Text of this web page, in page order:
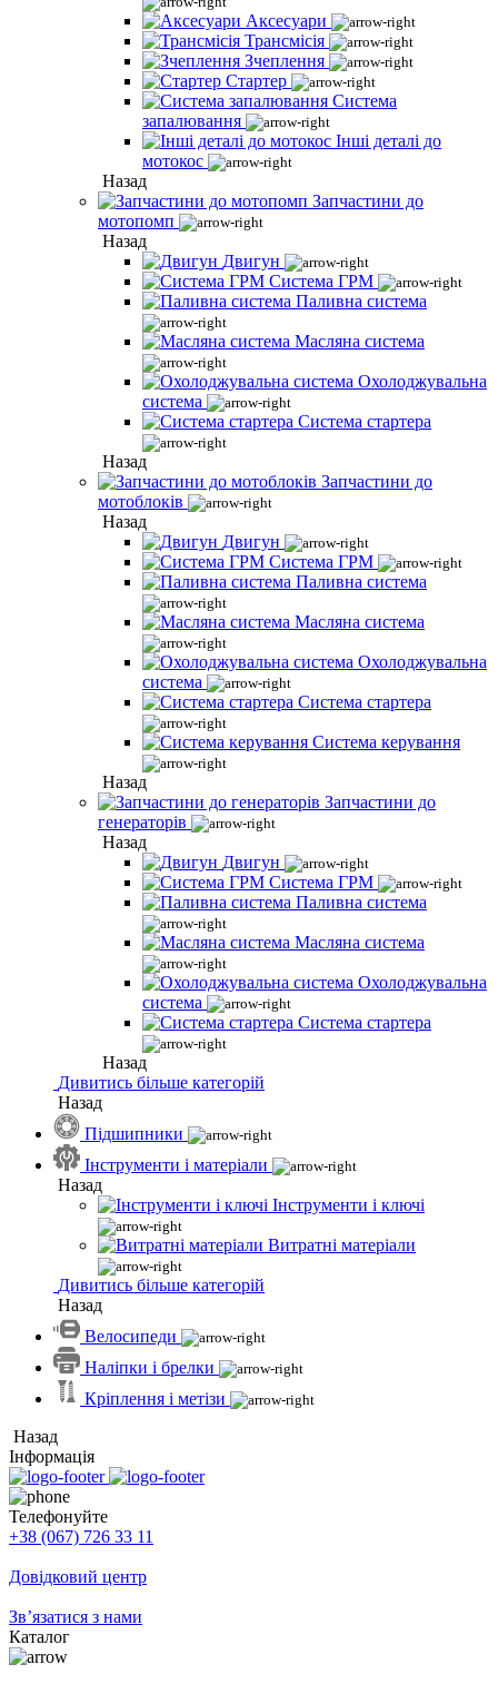
Аксесуари
Трансмісія
Зчеплення
Стартер
Система
запалювання
Інші деталі до
мотокос
Назад
Запчастини до
мотопомп
Назад
Двигун
Система ГРМ
Паливна система
Масляна система
Охолоджувальна
система
Система стартера
Назад
Запчастини до
мотоблоків
Назад
Двигун
Система ГРМ
Паливна система
Масляна система
Охолоджувальна
система
Система стартера
Система керування
Назад
Запчастини до
генераторів
Назад
Двигун
Система ГРМ
Паливна система
Масляна система
Охолоджувальна
система
Система стартера
Назад
Дивитись більше категорій
Назад
Підшипники
Інструменти і матеріали
Назад
Інструменти і ключі
Витратні матеріали
Дивитись більше категорій
Назад
Велосипеди
Наліпки і брелки
Кріплення і метізи
Назад
Інформація
Телефонуйте
+38 (067) 726 33 11
Довідковий центр
Зв’язатися з нами
Каталог